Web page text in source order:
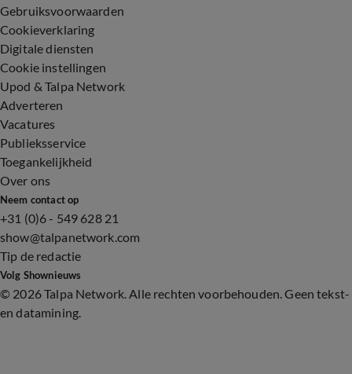
Gebruiksvoorwaarden
Cookieverklaring
Digitale diensten
Cookie instellingen
Upod & Talpa Network
Adverteren
Vacatures
Publieksservice
Toegankelijkheid
Over ons
Neem contact op
+31 (0)6 - 549 628 21
show@talpanetwork.com
Tip de redactie
Volg Shownieuws
© 2026 Talpa Network. Alle rechten voorbehouden. Geen tekst-
en datamining.